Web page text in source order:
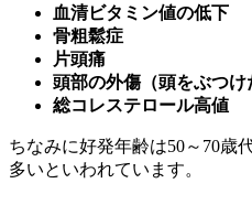
血清ビタミン値の低下
骨粗鬆症
片頭痛
頭部の外傷（頭をぶつけ
総コレステロール高値
ちなみに好発年齢は50～70歳
多いといわれています。